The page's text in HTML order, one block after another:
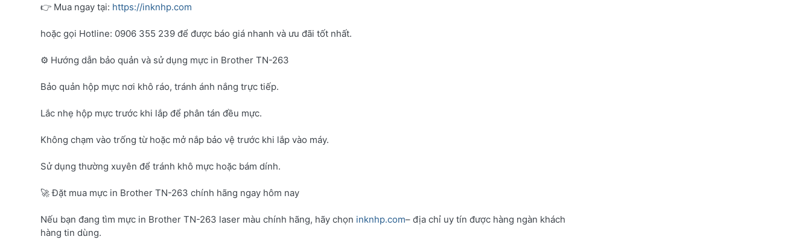
👉 Mua ngay tại: https://inknhp.com
hoặc gọi Hotline: 0906 355 239 để được báo giá nhanh và ưu đãi tốt nhất.
⚙️ Hướng dẫn bảo quản và sử dụng mực in Brother TN-263
Bảo quản hộp mực nơi khô ráo, tránh ánh nắng trực tiếp.
Lắc nhẹ hộp mực trước khi lắp để phân tán đều mực.
Không chạm vào trống từ hoặc mở nắp bảo vệ trước khi lắp vào máy.
Sử dụng thường xuyên để tránh khô mực hoặc bám dính.
🚀 Đặt mua mực in Brother TN-263 chính hãng ngay hôm nay
Nếu bạn đang tìm mực in Brother TN-263 laser màu chính hãng, hãy chọn inknhp.com– địa chỉ uy tín được hàng ngàn khách
hàng tin dùng.